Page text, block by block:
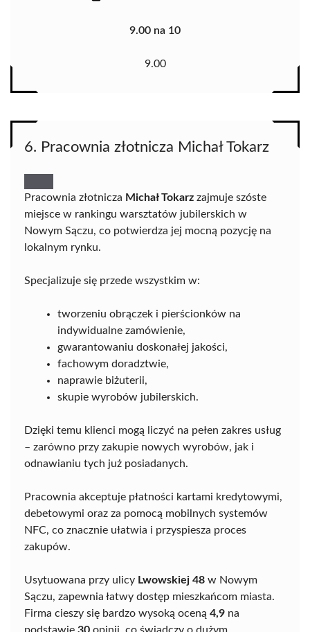
9.00 na 10
9.00
6. Pracownia złotnicza Michał Tokarz
Pracownia złotnicza Michał Tokarz zajmuje szóste
miejsce w rankingu warsztatów jubilerskich w
Nowym Sączu, co potwierdza jej mocną pozycję na
lokalnym rynku.
Specjalizuje się przede wszystkim w:
tworzeniu obrączek i pierścionków na
indywidualne zamówienie,
gwarantowaniu doskonałej jakości,
fachowym doradztwie,
naprawie biżuterii,
skupie wyrobów jubilerskich.
Dzięki temu klienci mogą liczyć na pełen zakres usług
– zarówno przy zakupie nowych wyrobów, jak i
odnawianiu tych już posiadanych.
Pracownia akceptuje płatności kartami kredytowymi,
debetowymi oraz za pomocą mobilnych systemów
NFC, co znacznie ułatwia i przyspiesza proces
zakupów.
Usytuowana przy ulicy Lwowskiej 48 w Nowym
Sączu, zapewnia łatwy dostęp mieszkańcom miasta.
Firma cieszy się bardzo wysoką oceną 4,9 na